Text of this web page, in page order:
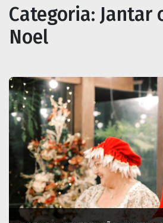
Categoria: Jantar
Noel